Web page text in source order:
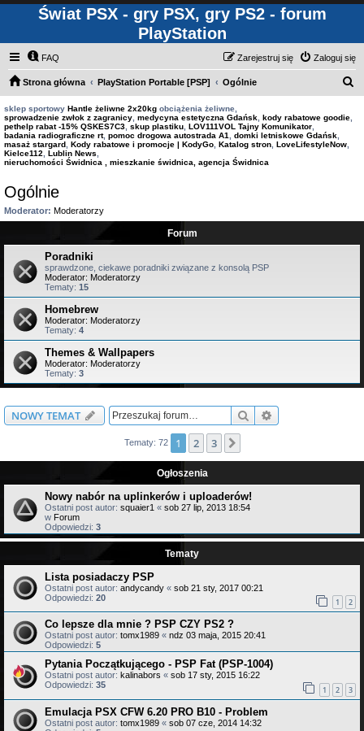
Świat PSX - gry PSX, gry PS2 - forum
PlayStation
FAQ Zaloguj się
Zarejestruj się
Strona główna PlayStation Portable [PSP] Ogólnie
sklep sportowy Hantle żeliwne 2x20kg obciążenia żeliwne,
sprowadzenie zwłok z zagranicy medycyna estetyczna Gdańsk kody rabatowe goodie
pethelp rabat -15% QSKES7C3 skup plastiku LOV111VOL Tajny Komunikator
badania radiograficzne rt, pomoc drogowa autostrada A1 domki letniskowe Gdańsk
masaż stargard Kody rabatowe i promocje | KodyGo Katalog stron LoveLifestyleNow
Kielce112
Lublin News
nieruchomości Świdnica , mieszkanie świdnica, agencja Świdnica
Ogólnie
Moderator: Moderatorzy
Forum
Poradniki
sprawdzone, ciekawe poradniki związane z konsolą PSP
Moderator: Moderatorzy
Tematy: 15
Homebrew
Moderator: Moderatorzy
Tematy: 4
Themes & Wallpapers
Moderator: Moderatorzy
Tematy: 3
NOWY TEMAT Szukaj
Tematy: 72 1 2 3
Ogłoszenia
Nowy nabór na uplinkerów i uploaderów!
Ostatni post autor: squaier1 « sob 27 lip, 2013 18:54
w Forum
Odpowiedzi: 3
Tematy
Lista posiadaczy PSP
Ostatni post autor: andycandy « sob 21 sty, 2017 00:21
Odpowiedzi: 20 1 2
Co lepsze dla mnie ? PSP CZY PS2 ?
Ostatni post autor: tomx1989 « ndz 03 maja, 2015 20:41
Odpowiedzi: 5
Pytania Początkującego - PSP Fat (PSP-1004)
Ostatni post autor: kalinabors « sob 17 sty, 2015 16:22
Odpowiedzi: 35 1 2 3
Emulacja PSX CFW 6.20 PRO B10 - Problem
Ostatni post autor: tomx1989 « sob 07 cze, 2014 14:32